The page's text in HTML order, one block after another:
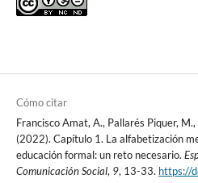
Cómo citar
Francisco Amat, A., Pallarés Piquer,
(2022). Capítulo 1. La alfabetización
educación formal: un reto necesario.
Comunicación Social, 9, 13-33. https://